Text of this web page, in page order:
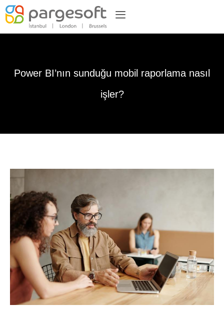
Power BI’nın sunduğu mobil raporlama nasıl
işler?